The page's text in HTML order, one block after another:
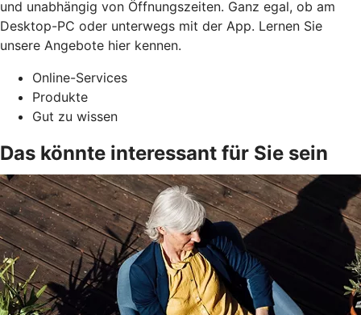
und unabhängig von Öffnungszeiten. Ganz egal, ob am
Desktop-PC oder unterwegs mit der App. Lernen Sie
unsere Angebote hier kennen.
Online-Services
Produkte
Gut zu wissen
Das könnte interessant für Sie sein